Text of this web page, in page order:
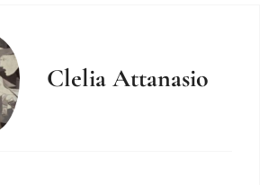
Clelia Attanasio